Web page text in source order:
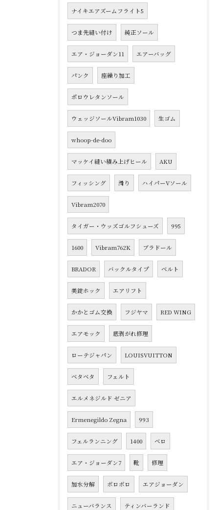
ナイキエアズームフライト5
つま先縫い付け 純正ソール
エア・ジョーダン11 エアーバッグ
パンク 座繰り加工
ポロウレタンソール
ウェッジソールVibram1030 生ゴム
whoop-de-doo
マッケイ縫い積み上げヒール AKU
フィッシング 滑り ハイパーVソール
Vibram2070
タイガー・ウッズゴルフシューズ 995
1600 Vibram762K ブラドール
BRADOR バックルタイプ ベルト
美錠ホック エアリフト
かかとゴム交換 フジヤマ RED WING
エアモック 底剥がれ修理
ローテジャパン LOUISVUITTON
ベタベタ フェルト
エルメネジルド ゼニア
Ermenegildo Zegna 993
フェルランニング 1400 ベロ
エア・ジョーダン7 靴 修理
加水分解 ボロボロ エアジョーダン
ニューバランス ティンバーランド